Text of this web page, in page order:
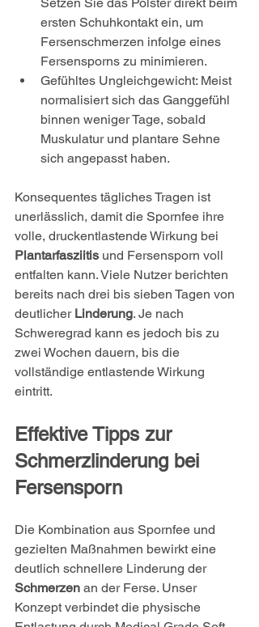
ersten Schuhkontakt ein, um
Fersenschmerzen infolge eines
Fersensporns zu minimieren.
Gefühltes Ungleichgewicht: Meist
normalisiert sich das Ganggefühl
binnen weniger Tage, sobald
Muskulatur und plantare Sehne
sich angepasst haben.
Konsequentes tägliches Tragen ist
unerlässlich, damit die Spornfee ihre
volle, druckentlastende Wirkung bei
Plantarfasziitis und Fersensporn voll
entfalten kann. Viele Nutzer berichten
bereits nach drei bis sieben Tagen von
deutlicher Linderung. Je nach
Schweregrad kann es jedoch bis zu
zwei Wochen dauern, bis die
vollständige entlastende Wirkung
eintritt.
Effektive Tipps zur
Schmerzlinderung bei
Fersensporn
Die Kombination aus Spornfee und
gezielten Maßnahmen bewirkt eine
deutlich schnellere Linderung der
Schmerzen an der Ferse. Unser
Konzept verbindet die physische